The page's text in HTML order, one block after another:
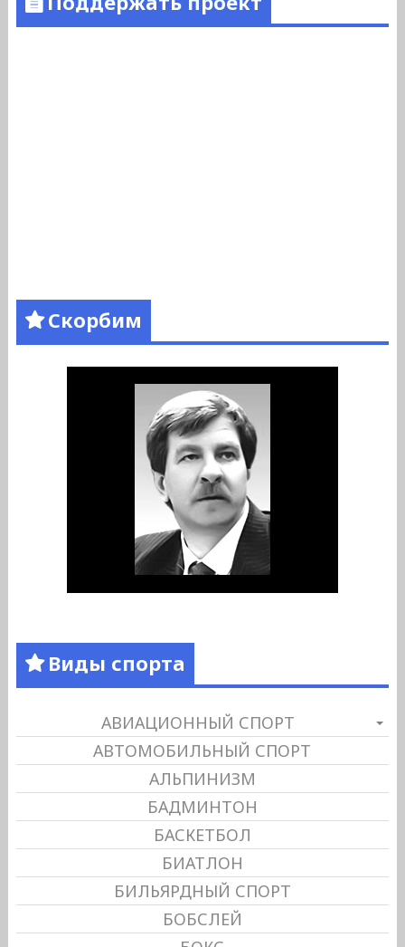
Скорбим
Виды спорта
АВИАЦИОННЫЙ СПОРТ
АВТОМОБИЛЬНЫЙ СПОРТ
АЛЬПИНИЗМ
БАДМИНТОН
БАСКЕТБОЛ
БИАТЛОН
БИЛЬЯРДНЫЙ СПОРТ
БОБСЛЕЙ